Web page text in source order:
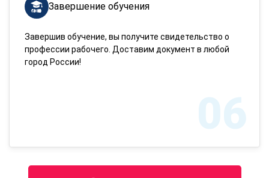
Завершение обучения
Завершив обучение, вы получите свидетельство о
профессии рабочего. Доставим документ в любой
город России!
06